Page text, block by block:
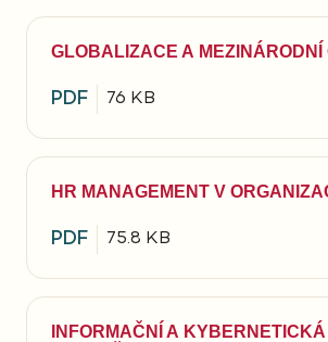
GLOBALIZACE A MEZINÁRODNÍ
PDF 76 KB
HR MANAGEMENT V
PDF 75.8 KB
INFORMAČNÍ A KYBERNETICKÁ